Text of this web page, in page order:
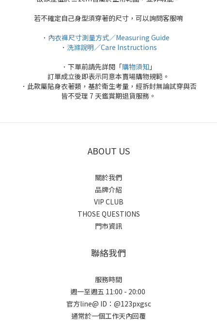
若不確定自己身型須穿著的尺寸，可以詢問客服唷
． 內衣褲尺寸測量方式／Measuring Guide
． 洗滌說明／Care Instructions
．下單前請先詳閱「購物須知 」
訂單成立後即表示同意本賣場購物規範。
．此款屬貼身衣著類，基於衛生考量，經拆封無論試穿與否
皆不受理 7 天鑑賞期退貨服務。
ABOUT US
關於我們
品牌介紹
VIP CLUB
THOSE QUESTIONS
門市資訊
聯絡我們
服務時間
週一至週五 11:00 - 20:00
官方line@ ID：@123pxgsc
通常於一個工作天內回覆